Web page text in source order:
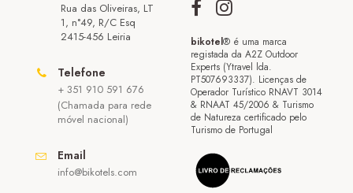
Rua das Oliveiras, LT
1, n°49, R/C Esq
2415-456 Leiria
Telefone
+ 351 910 591 676
(Chamada para rede
móvel nacional)
Email
info@bikotels.com
bikotel® é uma marca
registada da A2Z Outdoor
Experts (Ytravel lda.
PT507693337). Licenças de
Operador Turístico RNAVT 3014
& RNAAT 45/2006 & Turismo
de Natureza certificado pelo
Turismo de Portugal